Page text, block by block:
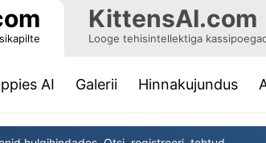
KittensAI.com
Looge tehisintellektiga
AI(current)
Galerii Hinnakujundus